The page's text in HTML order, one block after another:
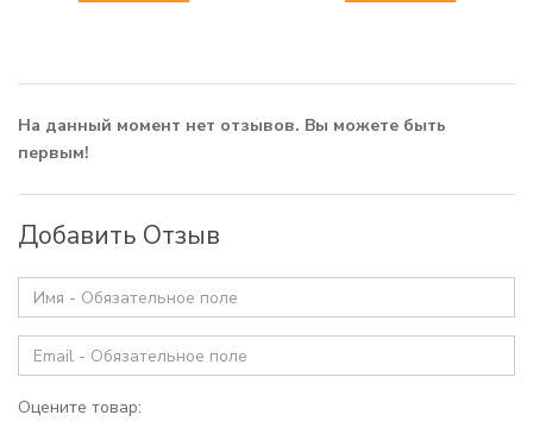
На данный момент нет отзывов. Вы можете быть
первым!
Добавить Отзыв
Оцените товар: